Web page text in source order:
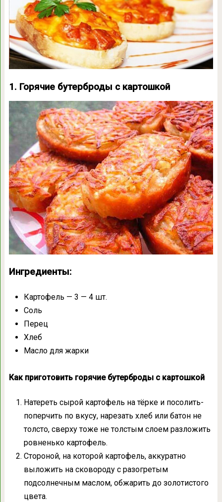
1. Горячие бутерброды с картошкой
Ингредиенты:
Картофель — 3 — 4 шт.
Соль
Перец
Хлеб
Масло для жарки
Как приготовить горячие бутерброды с картошкой
Натереть сырой картофель на тёрке и посолить-
поперчить по вкусу, нарезать хлеб или батон не
толсто, сверху тоже не толстым слоем разложить
ровненько картофель.
Стороной, на которой картофель, аккуратно
выложить на сковороду с разогретым
подсолнечным маслом, обжарить до золотистого
цвета.